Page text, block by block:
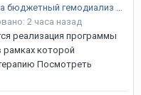
2 часа назад
реализация программы
которой
Посмотреть